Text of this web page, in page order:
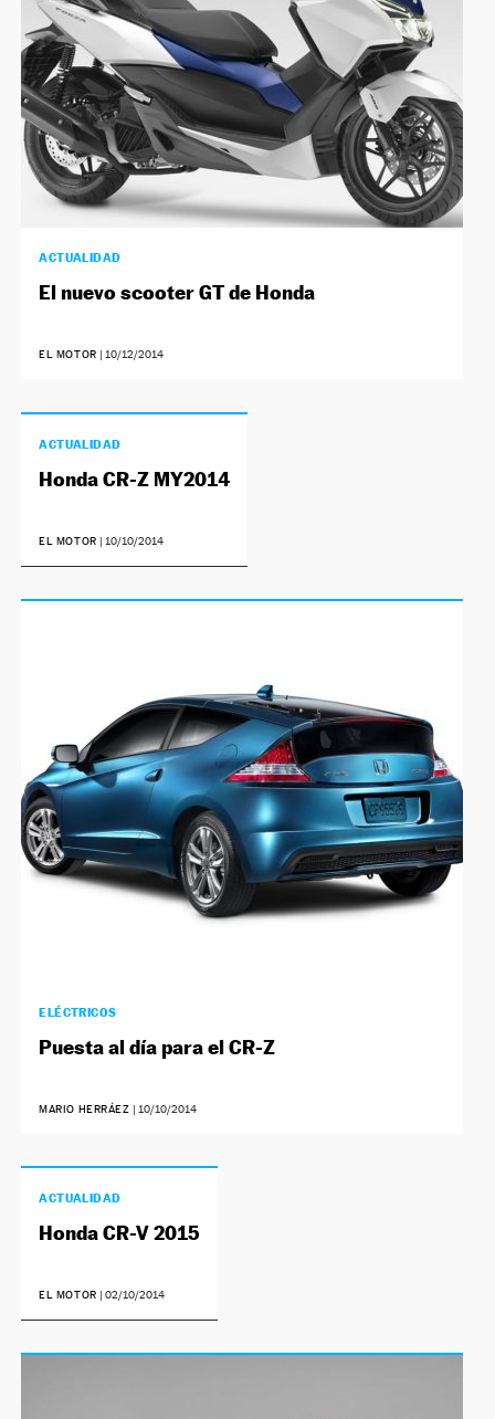
ACTUALIDAD
El nuevo scooter GT de Honda
EL MOTOR 10/12/2014
ACTUALIDAD
Honda CR-Z MY2014
EL MOTOR | 10/10/2014
ELÉCTRICOS
Puesta al día para el CR-Z
MARIO HERRÁEZ | 10/10/2014
ACTUALIDAD
Honda CR-V 2015
EL MOTOR | 02/10/2014